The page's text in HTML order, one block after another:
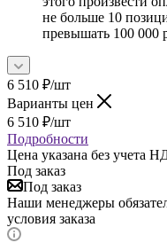
не больше 10
превышать 100 000
6 510 ₽/шт
Варианты цен
6 510 ₽/шт
Подробности
Цена указана без учета
Под заказ
Под заказ
Наши менеджеры
условия заказа